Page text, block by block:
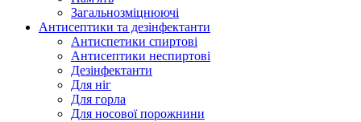
Загальнозміцнюючі
Антисептики та дезінфектанти
Антиспетики спиртові
Антисептики неспиртові
Дезінфектанти
Для ніг
Для горла
Для носової порожнини